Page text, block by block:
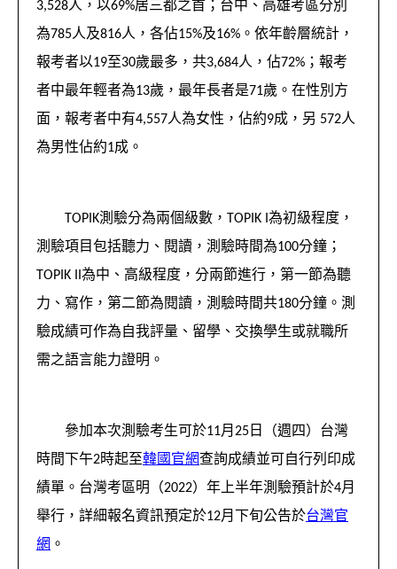
3,528人，以69%居三都之首；台中、高雄考區分別
為785人及816人，各佔15%及16%。依年齡層統計，
報考者以19至30歲最多，共3,684人，佔72%；報考
者中最年輕者為13歲，最年長者是71歲。在性別方
面，報考者中有4,557人為女性，佔約9成，另 572人
為男性佔約1成。
TOPIK測驗分為兩個級數，TOPIK I為初級程度，
測驗項目包括聽力、閱讀，測驗時間為100分鐘；
TOPIK II為中、高級程度，分兩節進行，第一節為聽
力、寫作，第二節為閱讀，測驗時間共180分鐘。測
驗成績可作為自我評量、留學、交換學生或就職所
需之語言能力證明。
參加本次測驗考生可於11月25日（週四）台灣
時間下午2時起至韓國官網查詢成績並可自行列印成
績單。台灣考區明（2022）年上半年測驗預計於4月
舉行，詳細報名資訊預定於12月下旬公告於台灣官
網 。